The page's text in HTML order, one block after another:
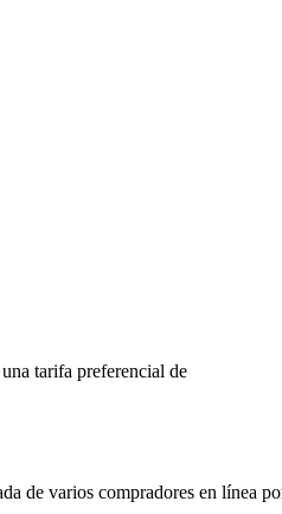
tarifa preferencial de
de varios compradores en línea